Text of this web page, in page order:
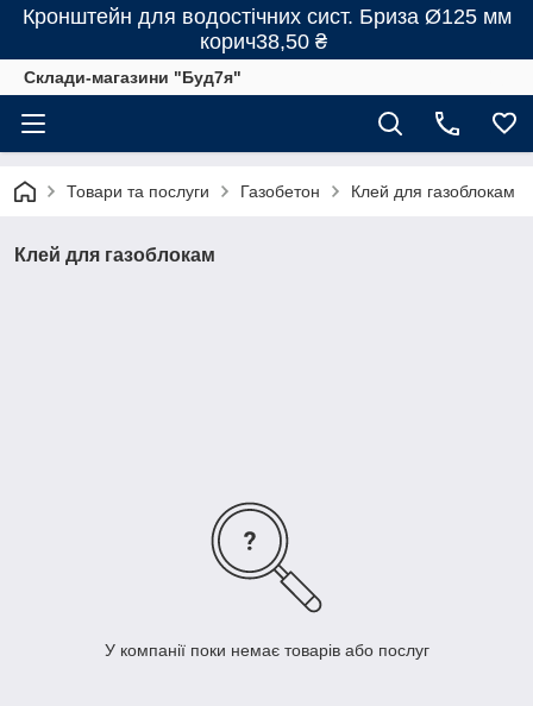
Кронштейн для водостічних сист. Бриза Ø125 мм
корич38,50 ₴
Склади-магазини "Буд7я"
Товари та послуги Газобетон Клей для газоблокам
Клей для газоблокам
У компанії поки немає товарів або послуг